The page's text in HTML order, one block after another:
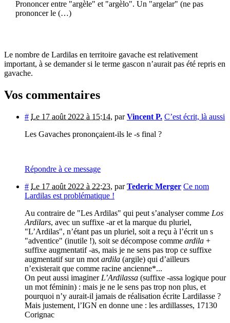
Prononcer entre "argèle" et "argèlo". Un "argelar" (ne pas
prononcer le (…)
Le nombre de Lardilas en territoire gavache est relativement
important, à se demander si le terme gascon n’aurait pas été repris en
gavache.
Vos commentaires
# Le 17 août 2022 à 15:14, parVincent P. C’est écrit, là aussi
Les Gavaches prononçaient-ils le -s final ?
Répondre à ce message
# Le 17 août 2022 à 22:23, parTederic Merger Ce nom
Lardilas est problématique !
Au contraire de "Les Ardilas" qui peut s’analyser comme Los
Ardilars, avec un suffixe -ar et la marque du pluriel,
"L’Ardilas", n’étant pas un pluriel, soit a reçu à l’écrit un s
"adventice" (inutile !), soit se décompose comme ardila +
suffixe augmentatif -as, mais je ne sens pas trop ce suffixe
augmentatif sur un mot ardila (argile) qui d’ailleurs
n’existerait que comme racine ancienne*...
On peut aussi imaginer L’Ardilassa (suffixe -assa logique pour
un mot féminin) : mais je ne le sens pas trop non plus, et
pourquoi n’y aurait-il jamais de réalisation écrite Lardilasse ?
Mais justement, l’IGN en donne une : les ardillasses, 17130
Corignac